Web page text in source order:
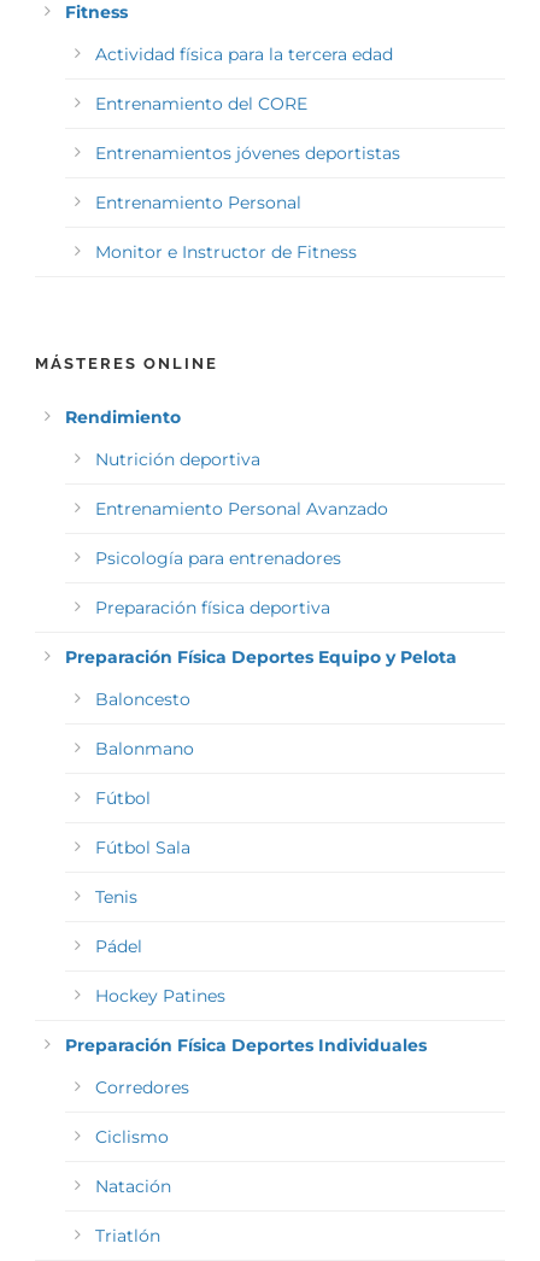
Fitness
Actividad física para la tercera edad
Entrenamiento del CORE
Entrenamientos jóvenes deportistas
Entrenamiento Personal
Monitor e Instructor de Fitness
MÁSTERES ONLINE
Rendimiento
Nutrición deportiva
Entrenamiento Personal Avanzado
Psicología para entrenadores
Preparación física deportiva
Preparación Física Deportes Equipo y Pelota
Baloncesto
Balonmano
Fútbol
Fútbol Sala
Tenis
Pádel
Hockey Patines
Preparación Física Deportes Individuales
Corredores
Ciclismo
Natación
Triatlón